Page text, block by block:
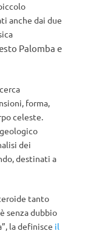
anche dai due
Palomba e
forma,
celeste.
dei
destinati a
tanto
senza dubbio
la definisce il